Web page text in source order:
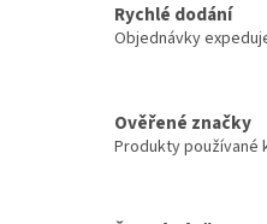
Rychlé dodání
Objednávky
Ověřené značky
Produkty používané